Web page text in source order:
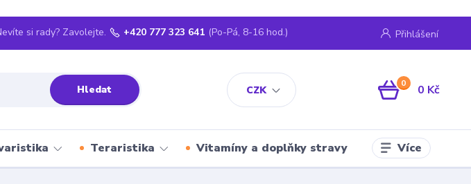
CZK
Přihlášení
Hledat
si rady? Zavolejte. +420 777 323 641 (Po-Pá, 8-16 hod.)
0 0 Kč
Teraristika Vitamíny a doplňky stravy Více